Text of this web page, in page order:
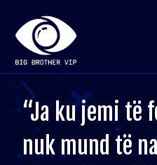
“Ja ku jemi të
nuk mund të